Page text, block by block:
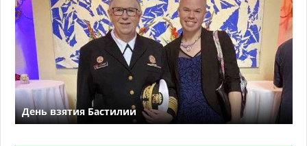
День взятия Бастилии